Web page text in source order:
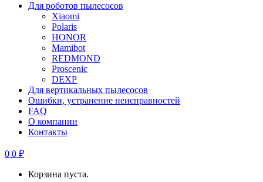
Для роботов пылесосов
Xiaomi
Polaris
HONOR
Mamibot
REDMOND
Proscenic
DEXP
Для вертикальных пылесосов
Ошибки, устранение неисправностей
FAQ
О компании
Контакты
0 0 ₽
Корзина пуста.